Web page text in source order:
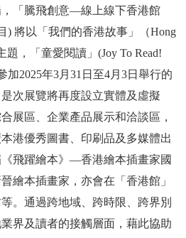
「騰飛創意—線上線下香港館
) 將以「我們的香港故事」（Hong
題，「童愛閱讀」(Joy To Read!
加2025年3月31日至4月3日舉行的
次展覽將再度設立實體及虛擬
展區、企業產品展示和洽談區，
港優秀圖書、印刷品及多媒體出
飛躍繪本》—香港繪本插畫家國
繪本插畫家，亦會在「香港館」
。通過跨地域、跨時限、跨界別
界及讀者的接觸層面，藉此協助